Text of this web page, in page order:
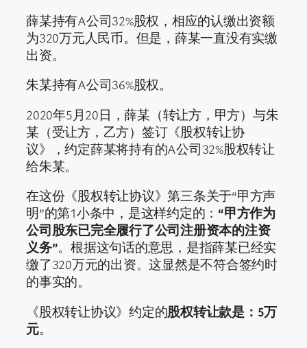
薛某持有A公司32%股权，相应的认缴出资额
为320万元人民币。但是，薛某一直没有实缴
出资。
朱某持有A公司36%股权。
2020年5月20日，薛某（转让方，甲方）与朱
某（受让方，乙方）签订《股权转让协
议》，约定薛某将持有的A公司32%股权转让
给朱某。
在这份《股权转让协议》第三条关于“甲方声
明”的第1小条中，是这样约定的： “甲方作为
公司股东已完全履行了公司注册资本的注资
义务”。根据这句话的意思，是指薛某已经实
缴了320万元的出资。这显然是不符合签约时
的事实的。
《股权转让协议》约定的股权转让款是：5万
元。